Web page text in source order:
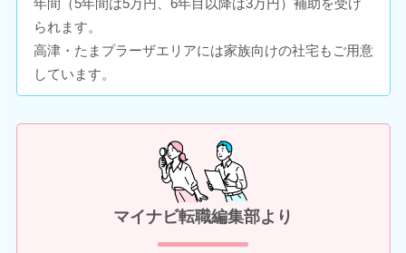
年間（5年間は5万円、6年目以降は3万円）補助を受け
られます。
高津・たまプラーザエリアには家族向けの社宅もご用意
しています。
マイナビ転職編集部より